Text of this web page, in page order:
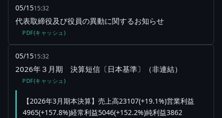
05/1515:32
代表取締役及び役員の異動に関するお知らせ
PDF(キャッシュ)
05/1515:32
2026年３月期 決算短信〔日本基準〕（非連結）
PDF(キャッシュ)
【2026年3月期本決算】売上高23107(+19.1%)営業利益
4965(+157.8%)経常利益5046(+152.2%)純利益3862